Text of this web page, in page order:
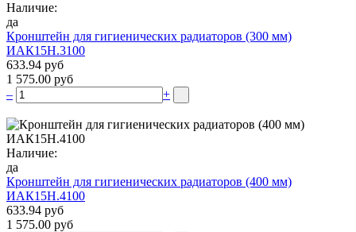
Наличие:
да
Кронштейн для гигиенических радиаторов (300 мм)
ИАК15Н.3100
633.94 руб
1 575.00 руб
–
+
Наличие:
да
Кронштейн для гигиенических радиаторов (400 мм)
ИАК15Н.4100
633.94 руб
1 575.00 руб